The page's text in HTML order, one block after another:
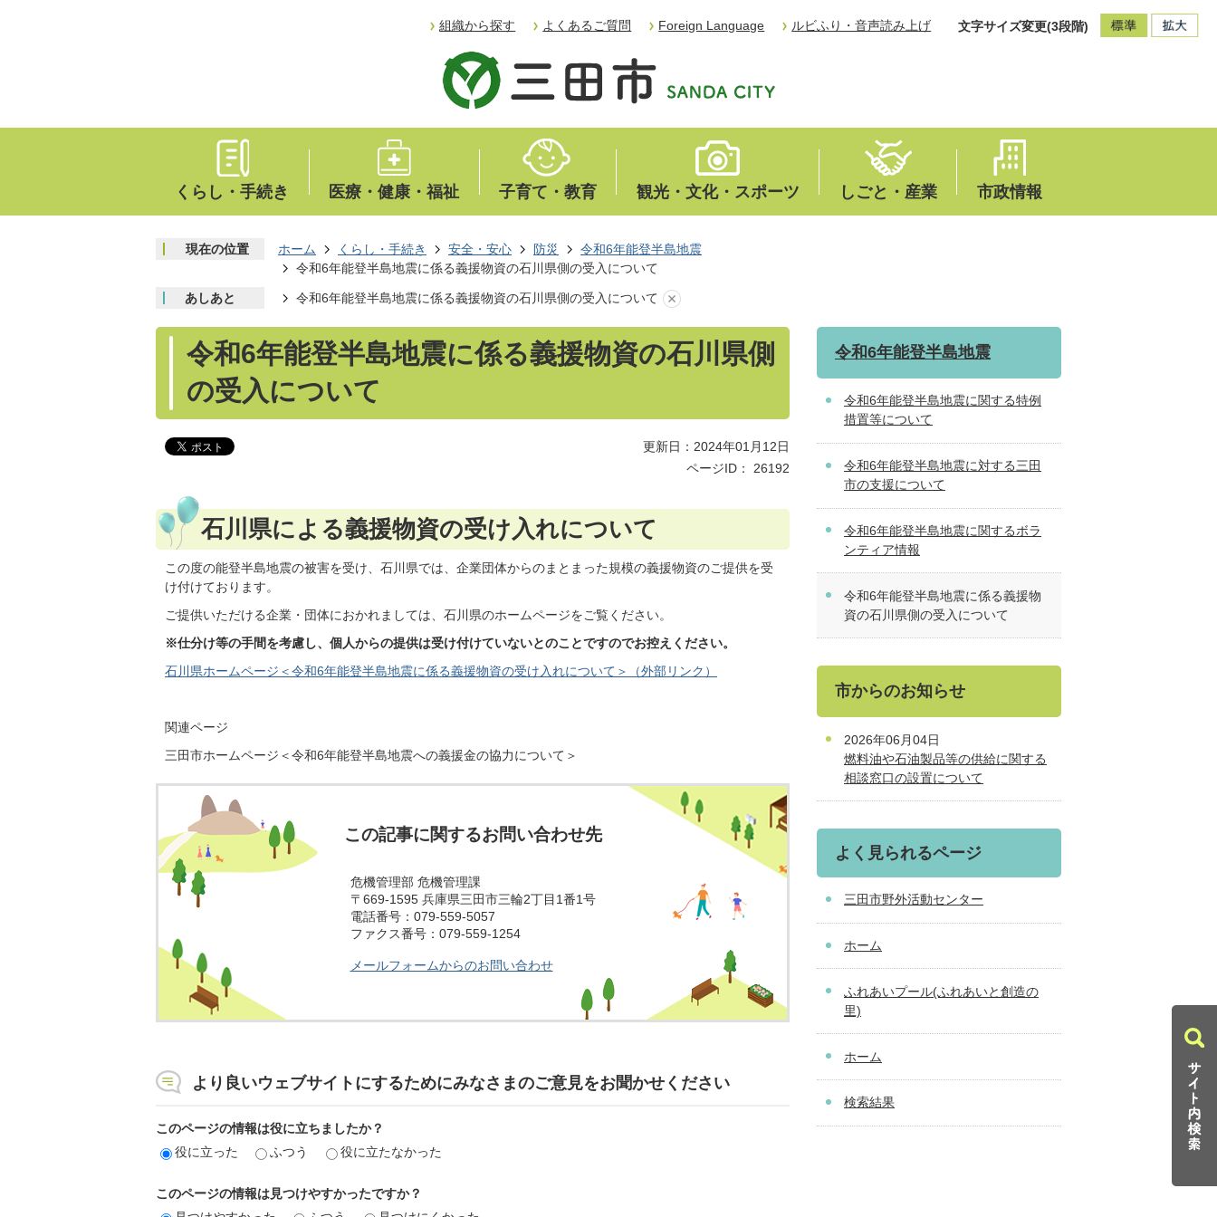
組織から探す よくあるご質問 Foreign Language ルビふり・音声読み上げ 文字サイズ変更(3段階)
くらし・手続き 医療・健康・福祉 子育て・教育 観光・文化・スポーツ しごと・産業 市政情報
現在の位置 ホーム くらし・手続き 安全・安心 防災
令和6年能登半島地震
令和6年能登半島地震に係る義援物資の石川県側の受入について
あしあと 令和6年能登半島地震に係る義援物資の石川県側の受入について
令和6年能登半島地震に係る義援物資の石川県側
の受入について
更新日：2024年01月12日
ページID：
26192
石川県による義援物資の受け入れについて
この度の能登半島地震の被害を受け、石川県では、企業団体からのまとまった規模の義援物資のご提供を受
け付けております。
ご提供いただける企業・団体におかれましては、石川県のホームページをご覧ください。
※仕分け等の手間を考慮し、個人からの提供は受け付けていないとのことですのでお控えください。
石川県ホームページ＜令和6年能登半島地震に係る義援物資の受け入れについて＞（外部リンク）
関連ページ
三田市ホームページ＜令和6年能登半島地震への義援金の協力について＞
この記事に関するお問い合わせ先
危機管理部 危機管理課
〒669-1595 兵庫県三田市三輪2丁目1番1号
電話番号：079-559-5057
ファクス番号：079-559-1254
メールフォームからのお問い合わせ
より良いウェブサイトにするためにみなさまのご意見をお聞かせください
このページの情報は役に立ちましたか？
役に立った
ふつう 役に立たなかった
このページの情報は見つけやすかったですか？
令和6年能登半島地震
令和6年能登半島地震に関する特例
措置等について
令和6年能登半島地震に対する三田
市の支援について
令和6年能登半島地震に関するボラ
ンティア情報
令和6年能登半島地震に係る義援物
資の石川県側の受入について
市からのお知らせ
2026年06月04日
燃料油や石油製品等の供給に関する
相談窓口の設置について
よく見られるページ
三田市野外活動センター
ホーム
ふれあいプール(ふれあいと創造の
里)
ホーム
検索結果